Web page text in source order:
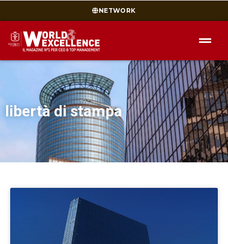
NETWORK
libertà di stampa